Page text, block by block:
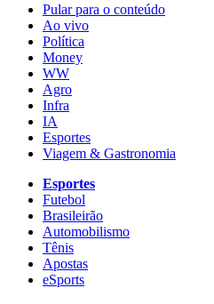
Pular para o conteúdo
Ao vivo
Política
Money
WW
Agro
Infra
IA
Esportes
Viagem & Gastronomia
Esportes
Futebol
Brasileirão
Automobilismo
Tênis
Apostas
eSports